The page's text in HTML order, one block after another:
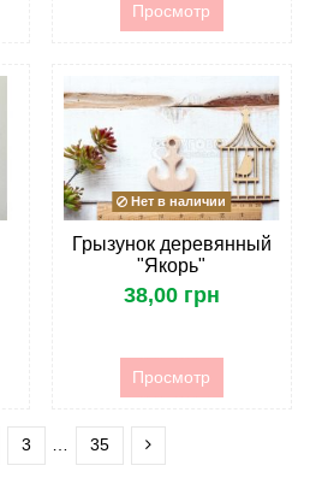
Просмотр
Нет в наличии
Грызунок деревянный
"Якорь"
38,00 грн
Просмотр
3 … 35